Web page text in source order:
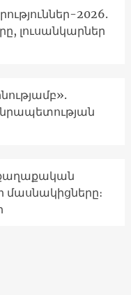
2026.
լուսանկարներ